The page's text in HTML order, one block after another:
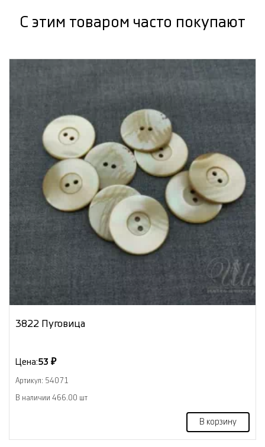
С этим товаром часто покупают
3822 Пуговица
Цена:53 ₽
Артикул: 54071
В наличии 466.00 шт
В корзину